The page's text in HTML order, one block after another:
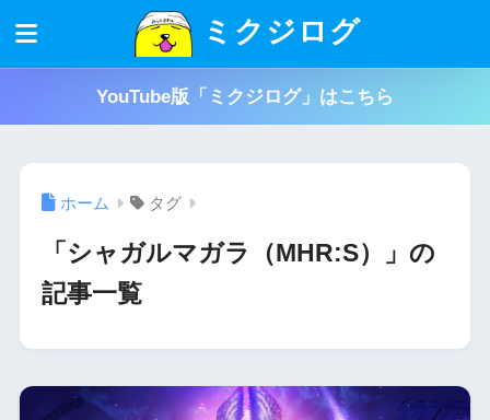
ミクジログ
YouTube版「ミクジログ」はこちら
ホーム タグ
「シャガルマガラ（MHR:S）」の
記事一覧